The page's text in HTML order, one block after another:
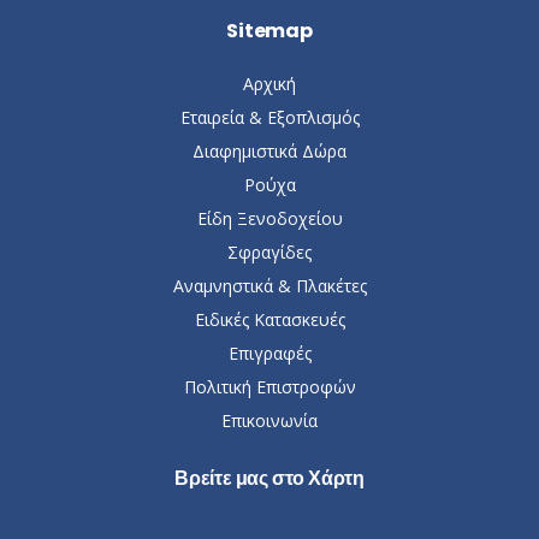
Sitemap
Αρχική
Εταιρεία & Εξοπλισμός
Διαφημιστικά Δώρα
Ρούχα
Είδη Ξενοδοχείου
Σφραγίδες
Αναμνηστικά & Πλακέτες
Ειδικές Κατασκευές
Επιγραφές
Πολιτική Επιστροφών
Επικοινωνία
Βρείτε μας στο Χάρτη